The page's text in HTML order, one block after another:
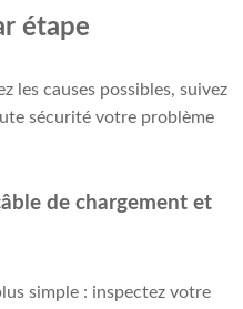
étape
les causes possibles, suivez
sécurité votre problème
de chargement et
simple : inspectez votre